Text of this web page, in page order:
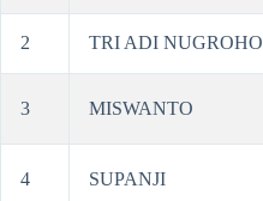
2 TRI ADI NUGROHO
3 MISWANTO
4 SUPANJI